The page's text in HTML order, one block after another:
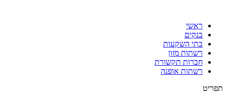
ראשי
בנקים
בתי השקעות
רשתות מזון
חברות תקשורת
רשתות אופנה
תפריט